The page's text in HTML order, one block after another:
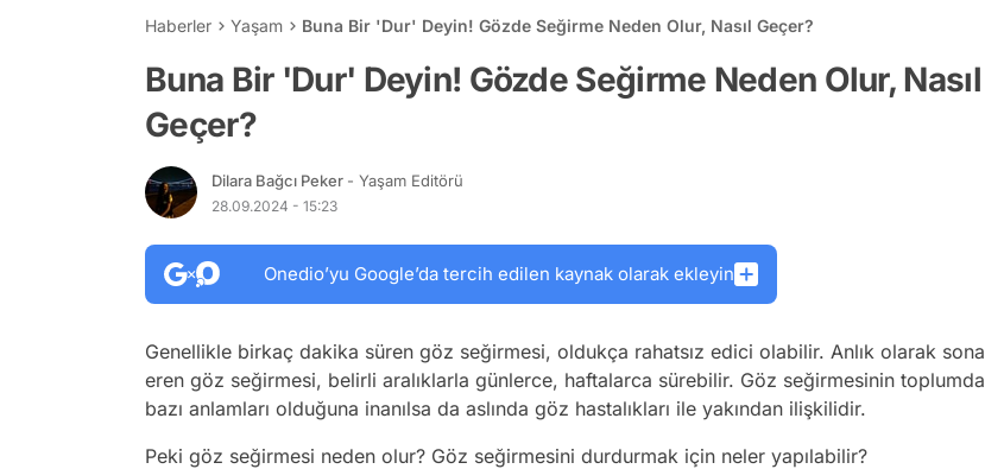
Haberler Yaşam Buna Bir 'Dur' Deyin! Gözde Seğirme Neden Olur, Nasıl Geçer?
Buna Bir 'Dur' Deyin! Gözde Seğirme Neden Olur, Nasıl
Geçer?
Dilara Bağcı Peker - Yaşam Editörü
28.09.2024 - 15:23
Onedio’yu Google’da tercih edilen kaynak olarak ekleyin
Genellikle birkaç dakika süren göz seğirmesi, oldukça rahatsız edici olabilir. Anlık olarak sona
eren göz seğirmesi, belirli aralıklarla günlerce, haftalarca sürebilir. Göz seğirmesinin toplumda
bazı anlamları olduğuna inanılsa da aslında göz hastalıkları ile yakından ilişkilidir.
Peki göz seğirmesi neden olur? Göz seğirmesini durdurmak için neler yapılabilir?